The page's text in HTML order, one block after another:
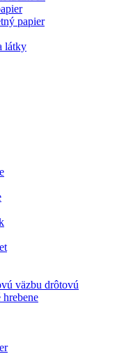
papier
látky
väzbu drôtovú